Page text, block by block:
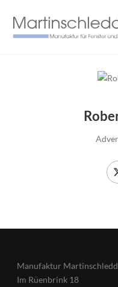
Manufaktur
Im Rüenbrink 18